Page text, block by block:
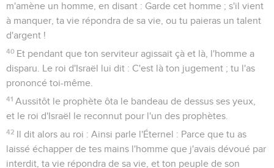
m'amène un homme, en disant : Garde cet homme ; s'il vient
à manquer, ta vie répondra de sa vie, ou tu paieras un talent
d'argent !
40 Et pendant que ton serviteur agissait çà et là, l'homme a
disparu. Le roi d'Israël lui dit : C'est là ton jugement ; tu l'as
prononcé toi-même.
41 Aussitôt le prophète ôta le bandeau de dessus ses yeux,
et le roi d'Israël le reconnut pour l'un des prophètes.
42 Il dit alors au roi : Ainsi parle l'Éternel : Parce que tu as
laissé échapper de tes mains l'homme que j'avais dévoué par
interdit, ta vie répondra de sa vie, et ton peuple de son